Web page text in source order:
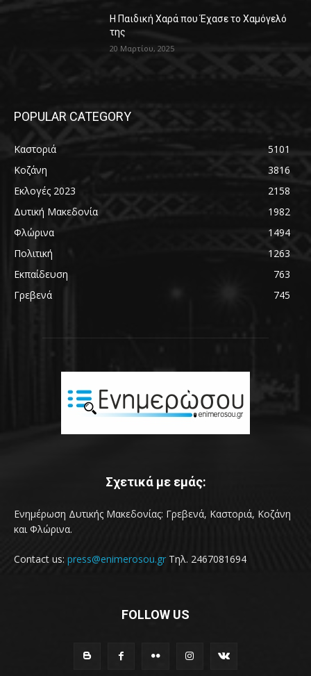
Η Παιδική Χαρά που Έχασε το Χαμόγελό
της
20 Μαρτίου, 2025
POPULAR CATEGORY
Καστοριά
5101
Κοζάνη
3816
Εκλογές 2023
2158
Δυτική Μακεδονία
1982
Φλώρινα
1494
Πολιτική
1263
Εκπαίδευση
763
Γρεβενά
745
Σχετικά με εμάς:
Ενημέρωση Δυτικής Μακεδονίας: Γρεβενά, Καστοριά, Κοζάνη
και Φλώρινα.
Contact us: press@enimerosou.gr Τηλ. 2467081694
FOLLOW US